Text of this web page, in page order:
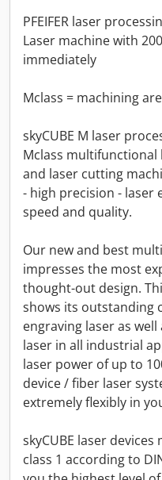
PFEIFER laser
Laser machine with
immediately
Mclass = machining
skyCUBE M laser
Mclass multifunctional
and laser cutting
- high precision - laser
speed and quality.
Our new and best
impresses the most
thought-out design.
shows its outstanding
engraving laser as
laser in all industrial
laser power of up to
device / fiber laser
extremely flexibly in
skyCUBE laser
class 1 according to